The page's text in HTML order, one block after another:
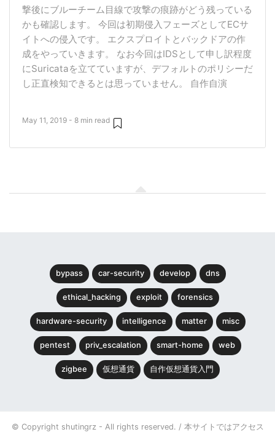
撃後にブルーチーム目線で攻撃の痕跡がどう残っている
かも確認します。 今回は初期侵入フェーズとしてECサ
イトへの侵入です。 エクスプロイトとバックドアの作
成をやっていきます。 なお今回はIDSとして申し訳程度
にSuricataを立てていますが、デフォルトのポリシーだ
し正直検知できるとは思っていません。 自作自演
May 11, 2019 - 8 min read
bypass car-security develop dns
ethical_hacking exploit forensics
hardware-security intelligence matter misc
pentest priv_escalation smart-home web
zigbee 仮想通貨 自作仮想通貨入門
© Copyright shutingrz - All rights reserved. / 本サイトではアクセス